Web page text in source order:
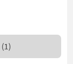
(1)